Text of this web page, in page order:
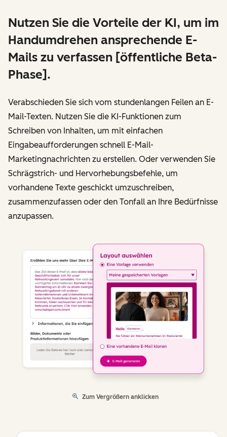
Nutzen Sie die Vorteile der KI, um im
Handumdrehen ansprechende E-
Mails zu verfassen [öffentliche Beta-
Phase].
Verabschieden Sie sich vom stundenlangen Feilen an E-
Mail-Texten. Nutzen Sie die KI-Funktionen zum
Schreiben von Inhalten, um mit einfachen
Eingabeaufforderungen schnell E-Mail-
Marketingnachrichten zu erstellen. Oder verwenden Sie
Schrägstrich- und Hervorhebungsbefehle, um
vorhandene Texte geschickt umzuschreiben,
zusammenzufassen oder den Tonfall an Ihre Bedürfnisse
anzupassen.
Zum Vergrößern anklicken